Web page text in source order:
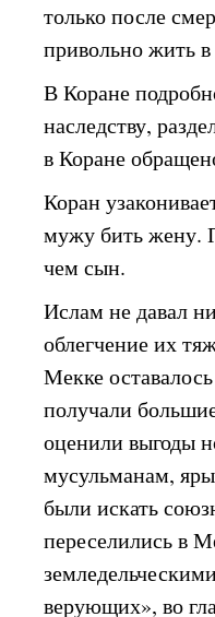
только после
привольно жить
В Коране
наследству,
в Коране
Коран
мужу бить жену.
чем сын.
Ислам не давал
облегчение их
Мекке
получали
оценили выгоды
мусульманам,
были искать
переселились в
верующих», во